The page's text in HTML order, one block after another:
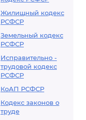
Жилищный кодекс
РСФСР
Земельный кодекс
РСФСР
Исправительно -
трудовой кодекс
РСФСР
КоАП РСФСР
Кодекс законов о
труде